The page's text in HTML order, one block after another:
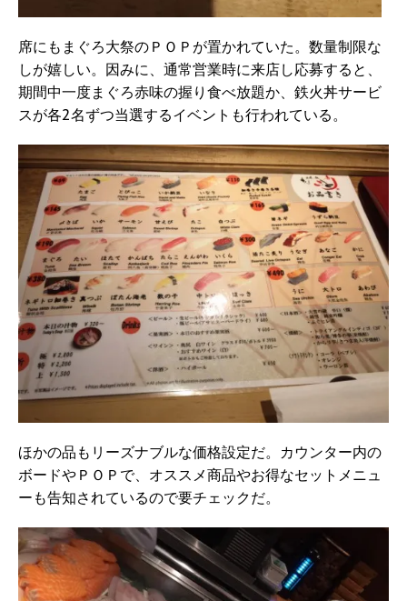
席にもまぐろ大祭のＰＯＰが置かれていた。数量制限な
しが嬉しい。因みに、通常営業時に来店し応募すると、
期間中一度まぐろ赤味の握り食べ放題か、鉄火丼サービ
スが各2名ずつ当選するイベントも行われている。
ほかの品もリーズナブルな価格設定だ。カウンター内の
ボードやＰＯＰで、オススメ商品やお得なセットメニュ
ーも告知されているので要チェックだ。